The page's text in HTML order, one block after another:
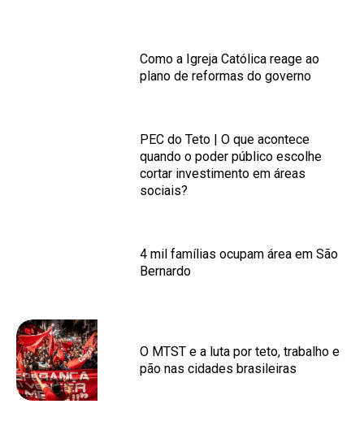
Como a Igreja Católica reage ao
plano de reformas do governo
PEC do Teto | O que acontece
quando o poder público escolhe
cortar investimento em áreas
sociais?
4 mil famílias ocupam área em São
Bernardo
O MTST e a luta por teto, trabalho e
pão nas cidades brasileiras